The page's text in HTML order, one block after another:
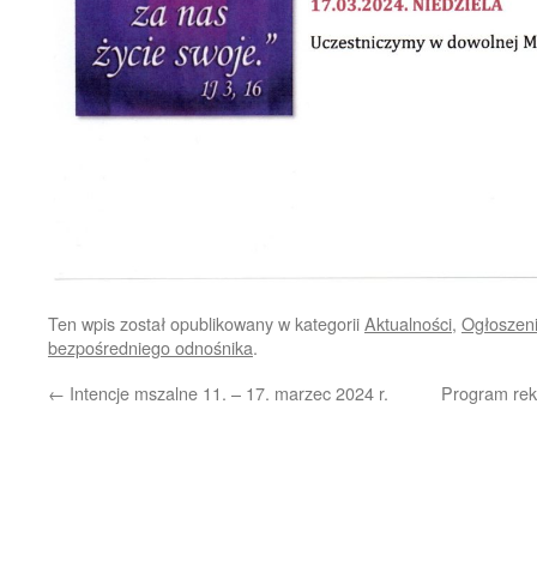
Ten wpis został opublikowany w kategoriiAktualności,
bezpośredniego odnośnika.
← Intencje mszalne 11. – 17. marzec 2024 r. Program